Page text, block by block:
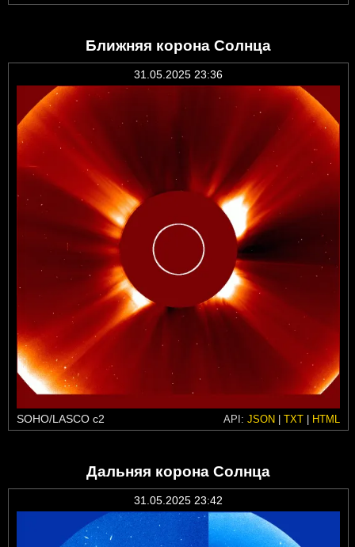
Ближняя корона Солнца
31.05.2025 23:36
SOHO/LASCO c2 API: JSON | TXT | HTML
Дальняя корона Солнца
31.05.2025 23:42